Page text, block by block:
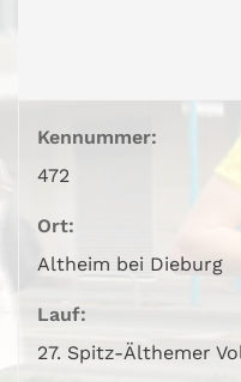
Kennummer:
472
Ort:
Altheim bei Dieburg
Lauf:
27. Spitz-Älthemer